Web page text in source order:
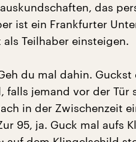
das
ist ein Frankfurter
Teilhaber einsteigen.
du mal dahin.
falls jemand vor der
in der Zwischenzeit
95, ja. Guck mal aufs